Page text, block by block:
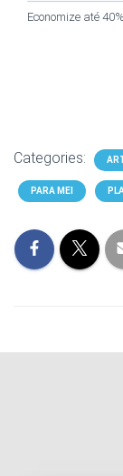
Economize até
Categories:
PARA MEI